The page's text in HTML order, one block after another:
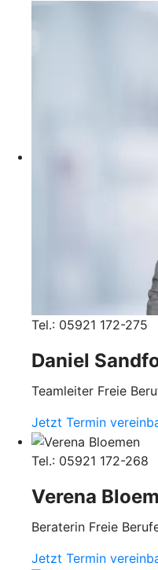
Tel.: 05921 172-275
Daniel
Teamleiter Freie
Jetzt Termin
Tel.: 05921 172-268
Verena
Beraterin Freie
Jetzt Termin